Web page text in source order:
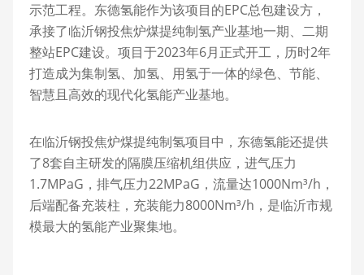
示范工程。东德氢能作为该项目的EPC总包建设方，
承接了临沂钢投焦炉煤提纯制氢产业基地一期、二期
整站EPC建设。项目于2023年6月正式开工，历时2年
打造成为集制氢、加氢、用氢于一体的绿色、节能、
智慧且高效的现代化氢能产业基地。
在临沂钢投焦炉煤提纯制氢项目中，东德氢能还提供
了8套自主研发的隔膜压缩机组供应，进气压力
1.7MPaG，排气压力22MPaG，流量达1000Nm³/h，
后端配备充装柱，充装能力8000Nm³/h，是临沂市规
模最大的氢能产业聚集地。